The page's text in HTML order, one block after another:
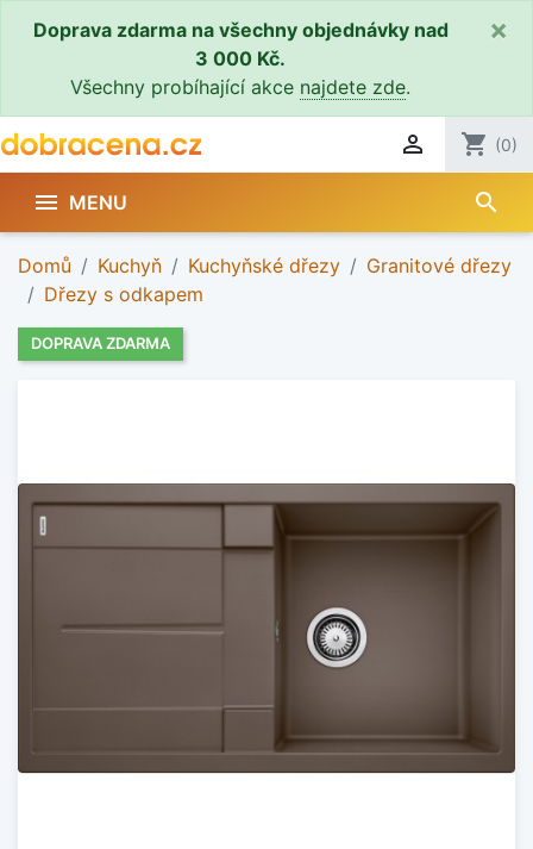
Doprava zdarma na všechny objednávky nad
3 000 Kč.
Všechny probíhající akce najdete zde.
×
 shopping_cart (0)
 MENU search
Domů Kuchyň Kuchyňské dřezy
Granitové dřezy
Dřezy s odkapem
DOPRAVA ZDARMA